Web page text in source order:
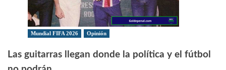
Mundial FIFA 2026 Opinión
Las guitarras llegan donde la política y el fútbol